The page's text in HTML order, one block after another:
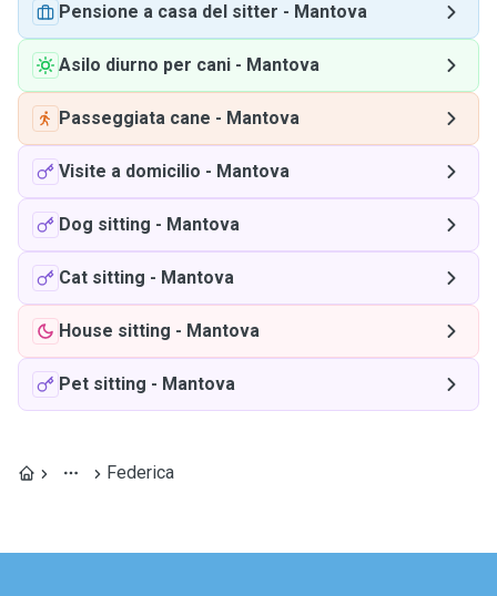
Pensione a casa del sitter - Mantova
Asilo diurno per cani - Mantova
Passeggiata cane - Mantova
Visite a domicilio - Mantova
Dog sitting - Mantova
Cat sitting - Mantova
House sitting - Mantova
Pet sitting - Mantova
Federica